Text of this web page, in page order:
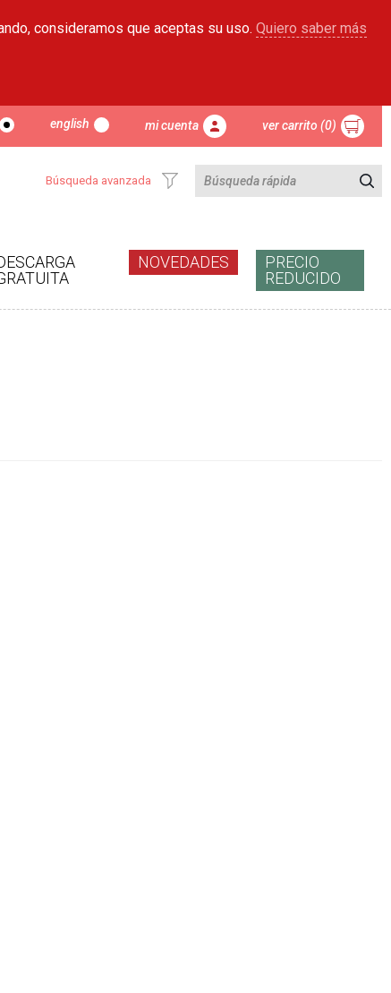
consideramos que aceptas su uso. Quiero saber más
english mi cuenta ver carrito (0)
Búsqueda avanzada
NOVEDADES
PRECIO
REDUCIDO